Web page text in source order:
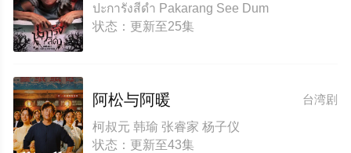
ปะการังสีดำ Pakarang See Dum
状态：更新至25集
台湾剧
阿松与阿暖
柯叔元 韩瑜 张睿家 杨子仪
状态：更新至43集